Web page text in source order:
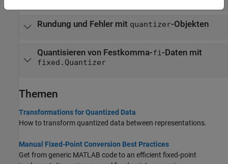
Rundung und Fehler mit quantizer-Objekten
Quantisieren von Festkomma-fi-Daten mit
fixed.Quantizer
Themen
Transformations for Quantized Data
How to transform quantized data between representations.
Manual Fixed-Point Conversion Best Practices
Get from generic MATLAB code to an efficient fixed-point